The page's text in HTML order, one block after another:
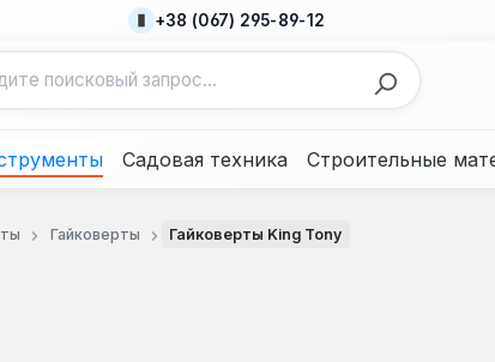
+38 (067) 295-89-12
Садовая техника Строительные
Гайковерты Гайковерты King Tony